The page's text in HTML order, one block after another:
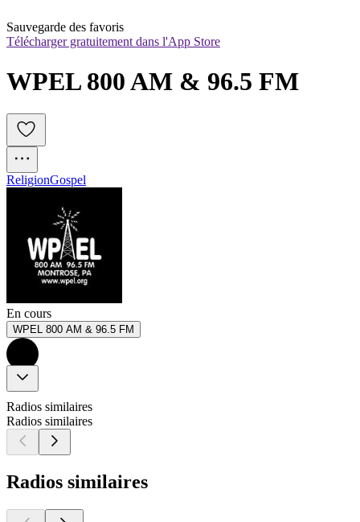
Sauvegarde des favoris
Télécharger gratuitement dans l'App Store
WPEL 800 AM & 96.5 FM
ReligionGospel
En cours
WPEL 800 AM & 96.5 FM
Radios similaires
Radios similaires
Radios similaires